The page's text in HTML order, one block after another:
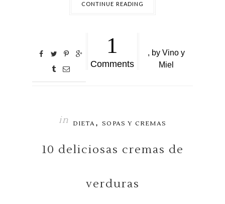
CONTINUE READING
1
Comments
, by Vino y
Miel
in DIETA ,SOPAS Y CREMAS
10 deliciosas cremas de
verduras